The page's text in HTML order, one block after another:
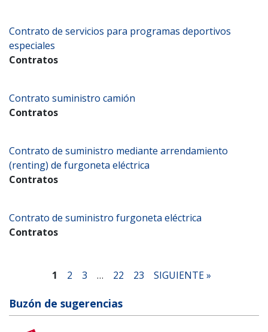
Contrato de servicios para programas deportivos
especiales
Contratos
Contrato suministro camión
Contratos
Contrato de suministro mediante arrendamiento
(renting) de furgoneta eléctrica
Contratos
Contrato de suministro furgoneta eléctrica
Contratos
1 2 3 … 22 23 SIGUIENTE »
Buzón de sugerencias